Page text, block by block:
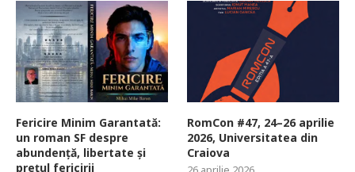
Fericire Minim Garantată:
un roman SF despre
abundență, libertate și
prețul fericirii
RomCon #47, 24–26 aprilie
2026, Universitatea din
Craiova